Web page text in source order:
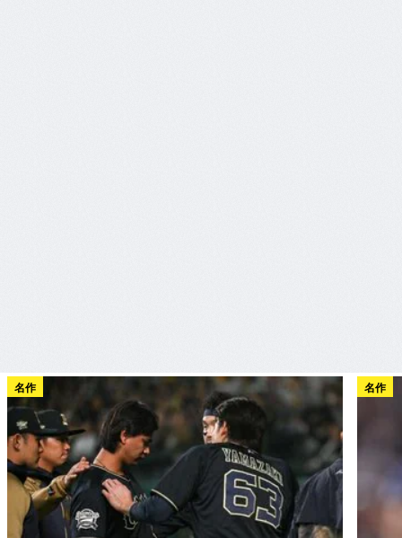
名作 名作